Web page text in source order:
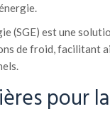
(SGE) est une
de froid, facilitant
pour